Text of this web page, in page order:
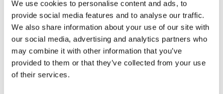
We use cookies to personalise content and ads, to
provide social media features and to analyse our traffic.
We also share information about your use of our site with
our social media, advertising and analytics partners who
may combine it with other information that you’ve
provided to them or that they’ve collected from your use
of their services.
Thule ProBar Flex High Dachgepäckträger Laststrebe Aluminium
aluminium (selected)
Thule ProBar Flex High
Dachgepäckträger Laststrebe
Aluminium
Thule ProBar Flex Low
aluminium (selected)
Thule ProBar Flex Low
Kastenwagen-Dachträger-